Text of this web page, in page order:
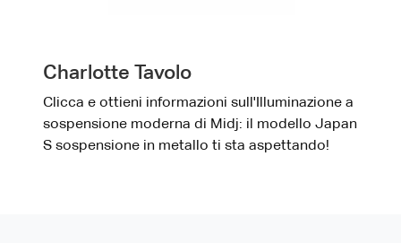
Charlotte Tavolo
Clicca e ottieni informazioni sull'Illuminazione a
sospensione moderna di Midj: il modello Japan
S sospensione in metallo ti sta aspettando!